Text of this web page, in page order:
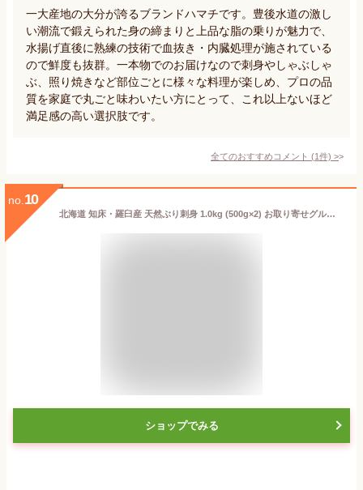
一大産地の大分が誇るブランドハマチです。豊後水道の激し
い潮流で鍛えられた身の締まりと上品な脂の乗りが魅力で、
水揚げ直後に熟練の技術で血抜き・内臓処理が施されている
ので鮮度も抜群。一本物でのお届けなので刺身やしゃぶしゃ
ぶ、照り焼きなど部位ごとに様々な料理が楽しめ、プロの品
質を家庭で丸ごと味わいたい方にとって、これ以上ないほど
満足感の高い選択肢です。
全てのおすすめコメント (1件) >
no. 10
北海道 知床・羅臼産 天然ぶり刺身 1.0kg (500g×2) お取り寄せグルメ お土産 ブリ 鰤 ワラサ イナダ ハマチ 魚 グルメ 食品 食べ物 高級
ショップでみる